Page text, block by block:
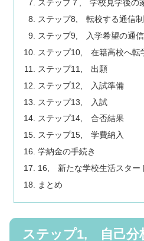
ステップ７, 学校見学後の
ステップ8, 転校する通信
ステップ9, 入学希望の通
ステップ10, 在籍高校へ転
ステップ11, 出願
ステップ12, 入試準備
ステップ13, 入試
ステップ14, 合否結果
ステップ15, 学費納入
学納金の手続き
16, 新たな学校生活スター
まとめ
ステップ1, 自己分